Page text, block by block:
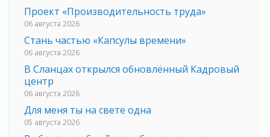
Проект «Производительность труда»
06 августа 2026
Стань частью «Капсулы времени»
06 августа 2026
В Сланцах открылся обновлённый Кадровый
центр
06 августа 2026
Для меня ты на свете одна
05 августа 2026